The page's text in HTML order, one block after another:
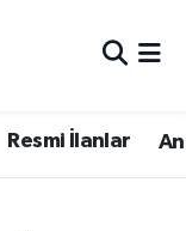
Resmi İlanlar